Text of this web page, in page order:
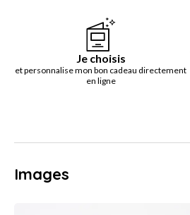
Je choisis
et personnalise mon bon cadeau directement
en ligne
Images